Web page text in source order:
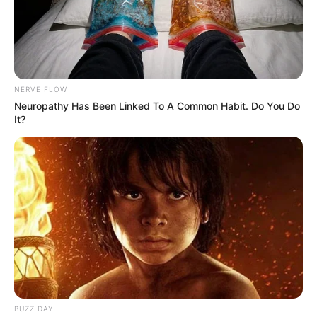
Por:Alerta Tolima
Enero 14, 2019
COMPARTIR
UNIRSE AL CANAL DE WHATSAPP
NERVE FLOW
Neuropathy Has Been Linked To A Common Habit. Do You Do
It?
BUZZ DAY